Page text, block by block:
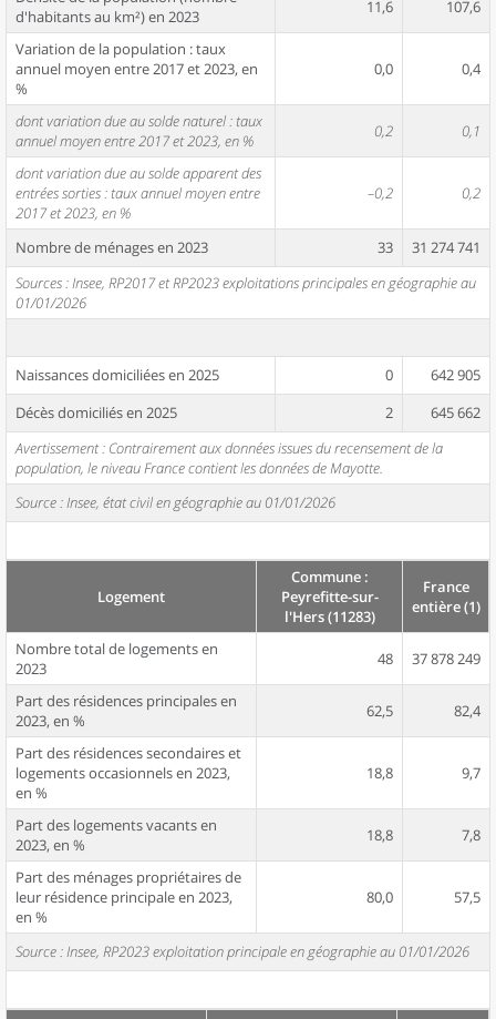
d'habitants au km²) en 2023
11,6 107,6
Variation de la population : taux
annuel moyen entre 2017 et 2023, en
%
0,0 0,4
dont variation due au solde naturel : taux
annuel moyen entre 2017 et 2023, en %
0,2 0,1
dont variation due au solde apparent des
entrées sorties : taux annuel moyen entre
2017 et 2023, en %
–0,2 0,2
Nombre de ménages en 2023 33
31 274 741
Sources : Insee, RP2017 et RP2023 exploitations principales en géographie au
01/01/2026
Naissances domiciliées en 2025 0
642 905
Décès domiciliés en 2025
2
645 662
Avertissement : Contrairement aux données issues du recensement de la
population, le niveau France contient les données de Mayotte.
Source : Insee, état civil en géographie au 01/01/2026
Logement
Commune :
Peyrefitte-sur-
l'Hers (11283)
France
entière (1)
Nombre total de logements en
2023
48 37 878 249
Part des résidences principales en
2023, en %
62,5 82,4
Part des résidences secondaires et
logements occasionnels en 2023,
en %
18,8 9,7
Part des logements vacants en
2023, en %
18,8 7,8
Part des ménages propriétaires de
leur résidence principale en 2023,
en %
80,0 57,5
Source : Insee, RP2023 exploitation principale en géographie au 01/01/2026